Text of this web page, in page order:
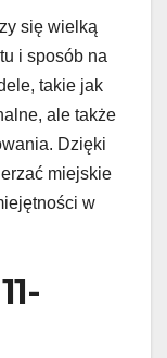
się wielką
i sposób na
takie jak
ale także
Dzięki
miejskie
w